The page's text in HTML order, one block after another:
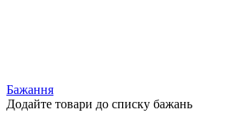
Бажання
Додайте товари до списку бажань